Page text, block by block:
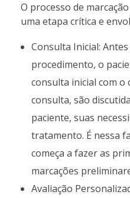
O processo de
uma etapa crítica e
Consulta Inicial:
procedimento, o
consulta inicial com
consulta, são
paciente, suas
tratamento. É nessa
começa a fazer as
marcações
Avaliação